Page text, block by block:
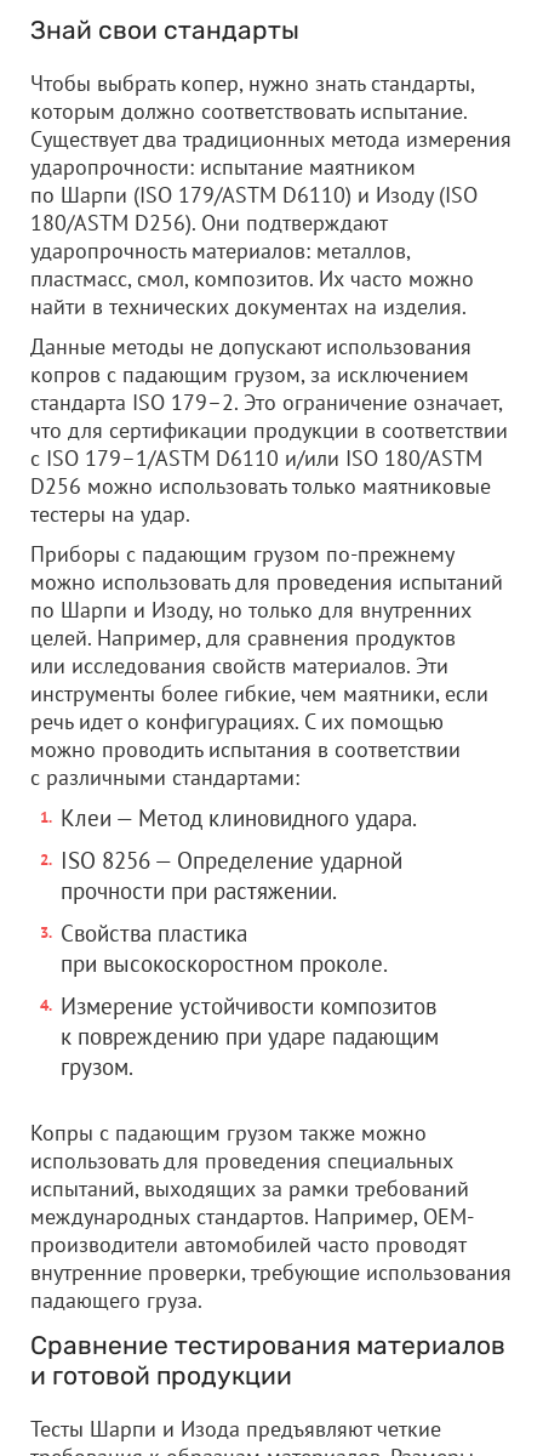
Знай свои стандарты
Чтобы выбрать копер, нужно знать стандарты,
которым должно соответствовать испытание.
Существует два традиционных метода измерения
ударопрочности: испытание маятником
по Шарпи (ISO 179/ASTM D6110) и Изоду (ISO
180/ASTM D256). Они подтверждают
ударопрочность материалов: металлов,
пластмасс, смол, композитов. Их часто можно
найти в технических документах на изделия.
Данные методы не допускают использования
копров с падающим грузом, за исключением
стандарта ISO 179–2. Это ограничение означает,
что для сертификации продукции в соответствии
с ISO 179–1/ASTM D6110 и/или ISO 180/ASTM
D256 можно использовать только маятниковые
тестеры на удар.
Приборы с падающим грузом по-прежнему
можно использовать для проведения испытаний
по Шарпи и Изоду, но только для внутренних
целей. Например, для сравнения продуктов
или исследования свойств материалов. Эти
инструменты более гибкие, чем маятники, если
речь идет о конфигурациях. С их помощью
можно проводить испытания в соответствии
с различными стандартами:
Клеи — Метод клиновидного удара.
ISO 8256 — Определение ударной
прочности при растяжении.
Свойства пластика
при высокоскоростном проколе.
Измерение устойчивости композитов
к повреждению при ударе падающим
грузом.
Копры с падающим грузом также можно
использовать для проведения специальных
испытаний, выходящих за рамки требований
международных стандартов. Например, OEM-
производители автомобилей часто проводят
внутренние проверки, требующие использования
падающего груза.
Сравнение тестирования материалов
и готовой продукции
Тесты Шарпи и Изода предъявляют четкие